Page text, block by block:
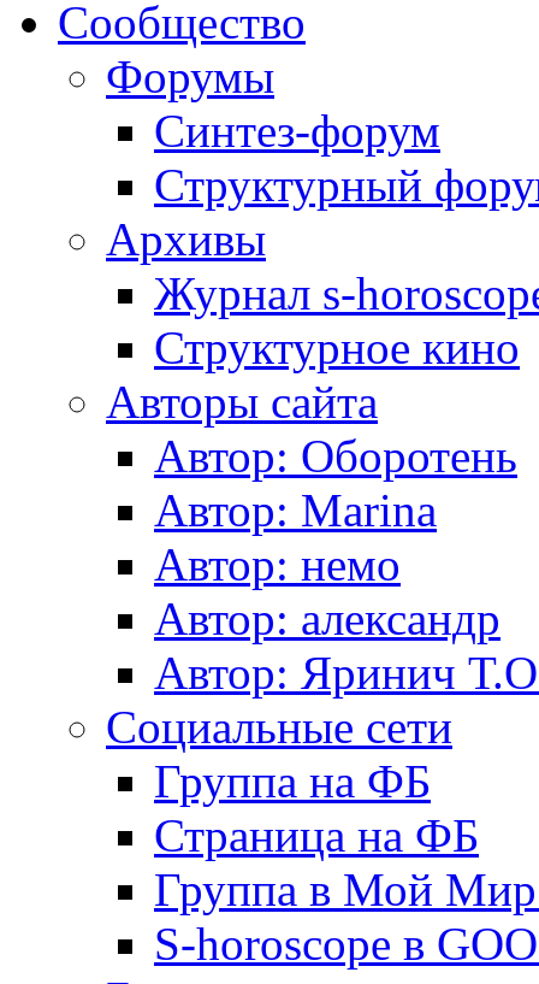
Сообщество
Форумы
Синтез-форум
Структурный
Архивы
Журнал s-
Структурное кино
Авторы сайта
Автор: Оборотень
Автор: Marina
Автор: немo
Автор: александр
Автор: Яринич
Социальные сети
Группа на ФБ
Страница на ФБ
Группа в Мой
S-horoscope в